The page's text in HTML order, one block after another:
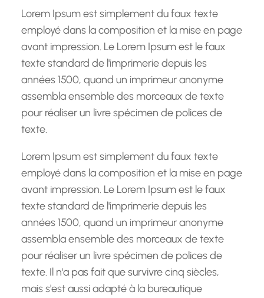
hLorem Ipsum est simplement du faux texte
employé dans la composition et la mise en page
avant impression. Le Lorem Ipsum est le faux
texte standard de l'imprimerie depuis les
années 1500, quand un imprimeur anonyme
assembla ensemble des morceaux de texte
pour réaliser un livre spécimen de polices de
texte.
Lorem Ipsum est simplement du faux texte
employé dans la composition et la mise en page
avant impression. Le Lorem Ipsum est le faux
texte standard de l'imprimerie depuis les
années 1500, quand un imprimeur anonyme
assembla ensemble des morceaux de texte
pour réaliser un livre spécimen de polices de
texte. Il n'a pas fait que survivre cinq siècles,
mais s'est aussi adapté à la bureautique